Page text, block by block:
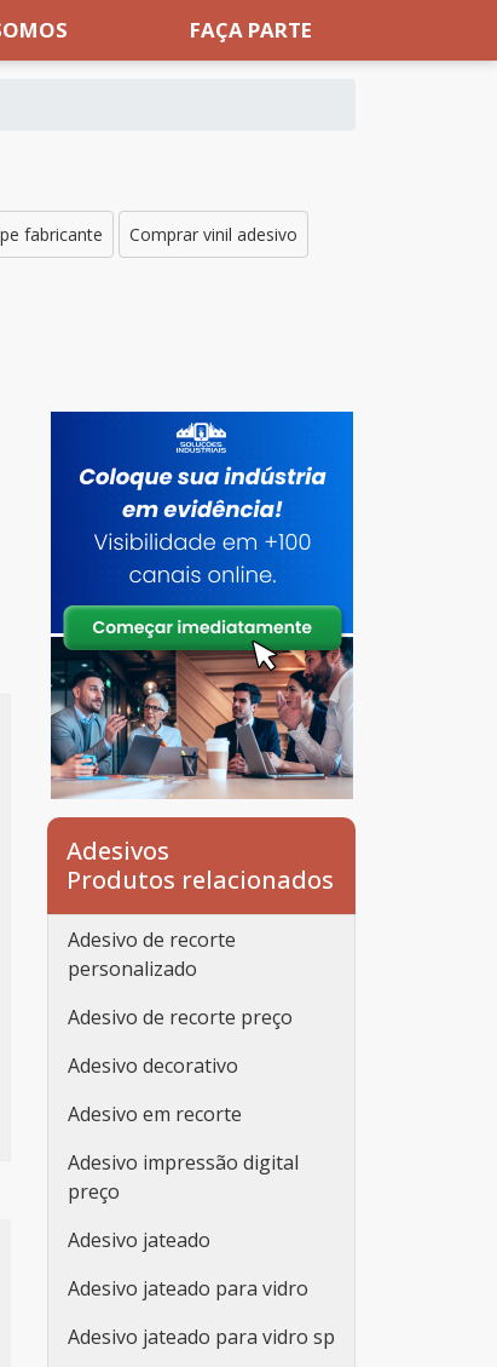
FAÇA PARTE
fabricante Comprar vinil adesivo
Adesivos
Produtos relacionados
Adesivo de recorte
personalizado
Adesivo de recorte preço
Adesivo decorativo
Adesivo em recorte
Adesivo impressão digital
preço
Adesivo jateado
Adesivo jateado para vidro
Adesivo jateado para vidro sp